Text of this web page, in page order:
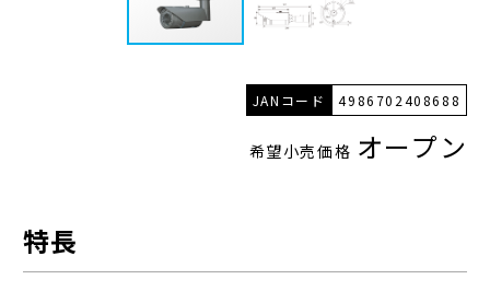
JANコード 4986702408688
希望小売価格 オープン
特長